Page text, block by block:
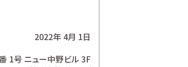
2022年 4月 1日
1号 ニュー中野ビル 3F